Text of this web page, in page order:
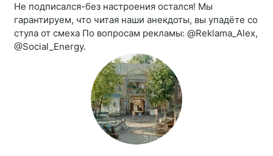
Не подписался-без настроения остался! Мы
гарантируем, что читая наши анекдоты, вы упадёте со
стула от смеха По вопросам рекламы: @Reklama_Alex,
@Social_Energy.